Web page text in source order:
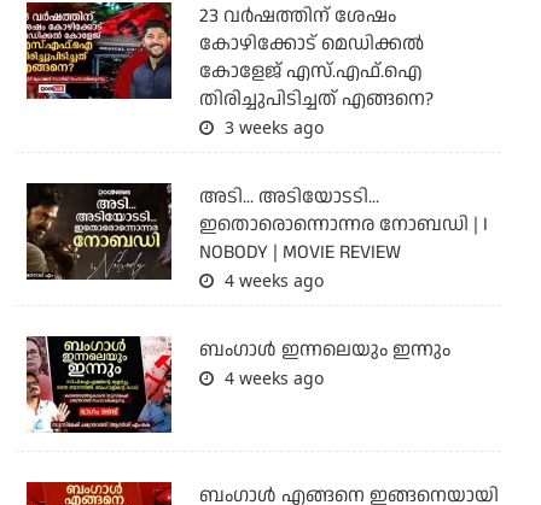
23 വർഷത്തിന് ശേഷം
കോഴിക്കോട് മെഡിക്കൽ
കോളേജ് എസ്.എഫ്.ഐ
തിരിച്ചുപിടിച്ചത് എങ്ങനെ?
3 weeks ago
അടി... അടിയോടടി...
ഇതൊരൊന്നൊന്നര നോബഡി | I
NOBODY | MOVIE REVIEW
4 weeks ago
ബംഗാള്‍ ഇന്നലെയും ഇന്നും
4 weeks ago
ബം​ഗാൾ എങ്ങനെ ഇങ്ങനെയായി